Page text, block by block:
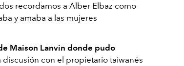
recordamos a Alber Elbaz como
y amaba a las mujeres
Maison Lanvin donde pudo
discusión con el propietario taiwanés